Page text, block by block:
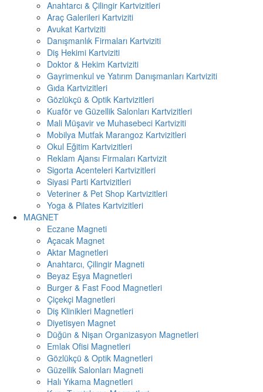
Anahtarcı & Çilingir Kartvizitleri
Araç Galerileri Kartviziti
Avukat Kartviziti
Danışmanlık Firmaları Kartviziti
Diş Hekimi Kartviziti
Doktor & Hekim Kartviziti
Gayrimenkul ve Yatırım Danışmanları Kartviziti
Gıda Kartvizitleri
Gözlükçü & Optik Kartvizitleri
Kuaför ve Güzellik Salonları Kartvizitleri
Mali Müşavir ve Muhasebeci Kartviziti
Mobilya Mutfak Marangoz Kartvizitleri
Okul Eğitim Kartvizitleri
Reklam Ajansı Firmaları Kartvizit
Sigorta Acenteleri Kartvizitleri
Siyasi Parti Kartvizitleri
Veteriner & Pet Shop Kartvizitleri
Yoga & Pilates Kartvizitleri
MAGNET
Eczane Magneti
Açacak Magnet
Aktar Magnetleri
Anahtarcı, Çilingir Magneti
Beyaz Eşya Magnetleri
Burger & Fast Food Magnetleri
Çiçekçi Magnetleri
Diş Klinikleri Magnetleri
Diyetisyen Magnet
Düğün & Nişan Organizasyon Magnetleri
Emlak Ofisi Magnetleri
Gözlükçü & Optik Magnetleri
Güzellik Salonları Magneti
Halı Yıkama Magnetleri